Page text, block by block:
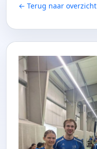
← Terug naar overzicht